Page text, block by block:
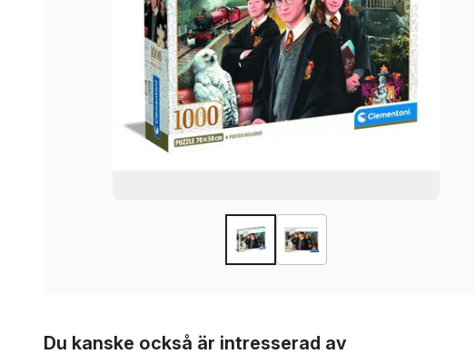
Du kanske också är intresserad av